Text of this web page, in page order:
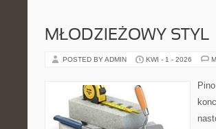
MŁODZIEŻOWY STYL
POSTED BY ADMIN KWI - 1 - 2026